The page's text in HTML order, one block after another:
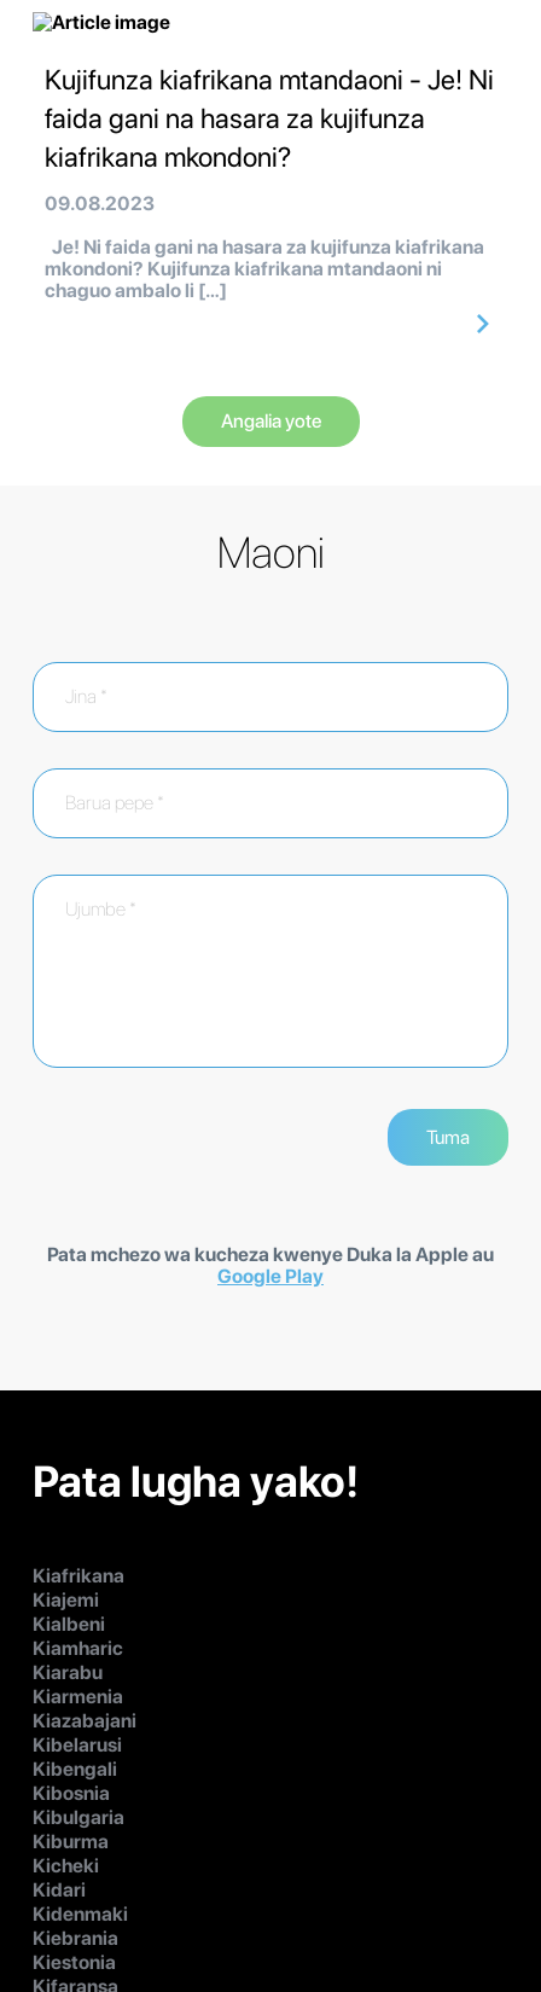
Kujifunza kiafrikana mtandaoni - Je! Ni
faida gani na hasara za kujifunza
kiafrikana mkondoni?
09.08.2023
Je! Ni faida gani na hasara za kujifunza kiafrikana
mkondoni? Kujifunza kiafrikana mtandaoni ni
chaguo ambalo li […]
Angalia yote
Maoni
Pata mchezo wa kucheza kwenye Duka la Apple au
Google Play
Pata lugha yako!
Kiafrikana
Kiajemi
Kialbeni
Kiamharic
Kiarabu
Kiarmenia
Kiazabajani
Kibelarusi
Kibengali
Kibosnia
Kibulgaria
Kiburma
Kicheki
Kidari
Kidenmaki
Kiebrania
Kiestonia
Kifaransa